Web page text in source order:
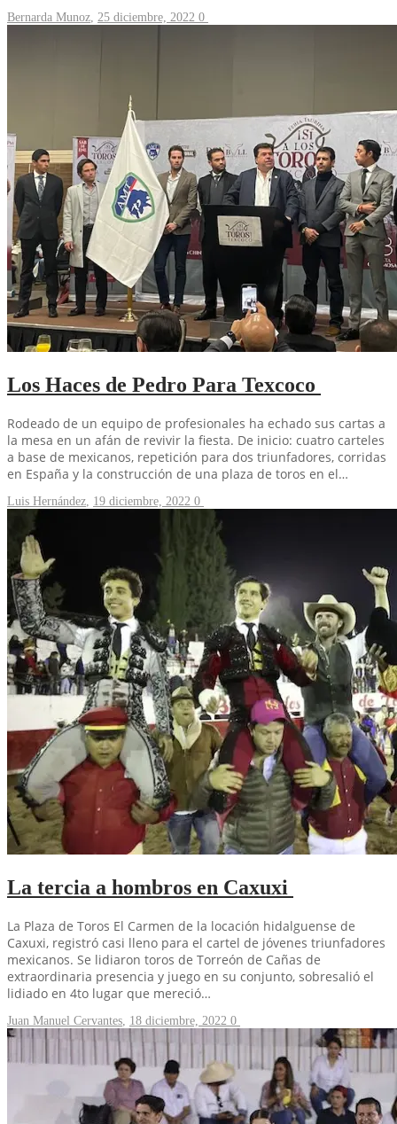
Bernarda Munoz, 25 diciembre, 2022 0
Los Haces de Pedro Para Texcoco
Rodeado de un equipo de profesionales ha echado sus cartas a
la mesa en un afán de revivir la fiesta. De inicio: cuatro carteles
a base de mexicanos, repetición para dos triunfadores, corridas
en España y la construcción de una plaza de toros en el…
Luis Hernández, 19 diciembre, 2022 0
La tercia a hombros en Caxuxi
La Plaza de Toros El Carmen de la locación hidalguense de
Caxuxi, registró casi lleno para el cartel de jóvenes triunfadores
mexicanos. Se lidiaron toros de Torreón de Cañas de
extraordinaria presencia y juego en su conjunto, sobresalió el
lidiado en 4to lugar que mereció…
Juan Manuel Cervantes, 18 diciembre, 2022 0